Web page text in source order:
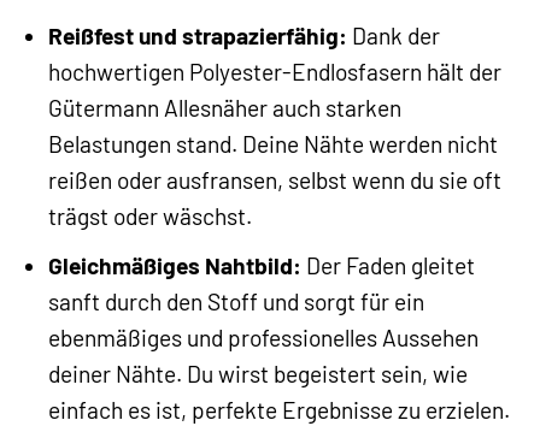
Reißfest und strapazierfähig: Dank der
hochwertigen Polyester-Endlosfasern hält der
Gütermann Allesnäher auch starken
Belastungen stand. Deine Nähte werden nicht
reißen oder ausfransen, selbst wenn du sie oft
trägst oder wäschst.
Gleichmäßiges Nahtbild: Der Faden gleitet
sanft durch den Stoff und sorgt für ein
ebenmäßiges und professionelles Aussehen
deiner Nähte. Du wirst begeistert sein, wie
einfach es ist, perfekte Ergebnisse zu erzielen.